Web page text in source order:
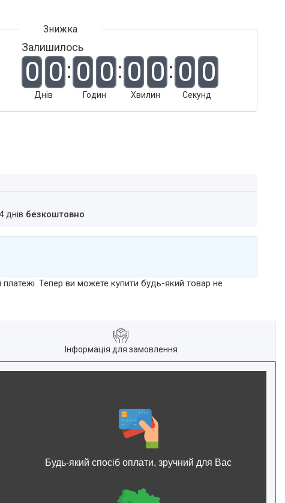
Залишилось
0 0
Днів
0 0
Годин
0 0
Хвилин
0 0
Секунд
днів безкоштовно
платежі. Тепер ви можете купити будь-який товар не
Інформація для замовлення
Будь-який спосіб оплати, зручний для Вас